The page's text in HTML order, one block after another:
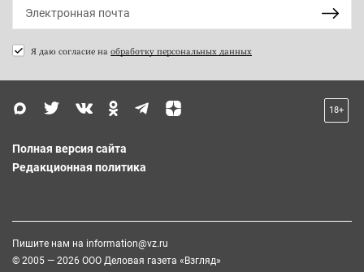
Я даю согласие на обработку персональных данных
18+
Полная версия сайта
Редакционная политика
Пишите нам на information@vz.ru
© 2005 — 2026 ООО Деловая газета «Взгляд»